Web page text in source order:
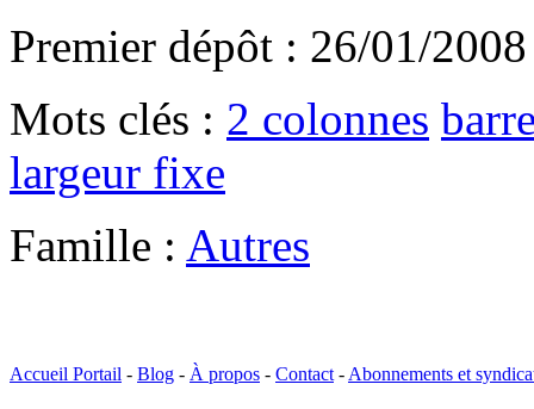
Premier dépôt : 26/01/2008
Mots clés : 2 colonnes
largeur fixe
Famille : Autres
Accueil Portail - Blog - À propos - Contact - Abonnements et